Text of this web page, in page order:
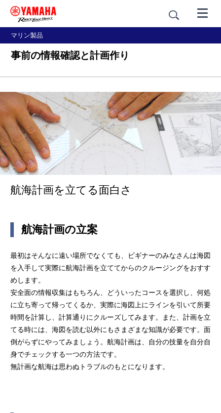
マリン製品
事前の情報確認と計画作り
航海計画を立てる面白さ
航海計画の立案
最初はそんなに遠い場所でなくても、ビギナーのみなさんは海図
を入手して実際に航海計画を立ててからのクルージングをおすす
めします。
安全面の情報収集はもちろん、どういったコースを選択し、何処
に立ち寄って帰ってくるか、実際に海図上にラインを引いて所要
時間を計算し、計算通りにクルーズしてみます。また、計画を立
てる時には、海図を読む以外にもさまざまな知識が必要です。面
倒がらずにやってみましょう。航海計画は、自分の技量を自分自
身でチェックする一つの方法です。
無計画な航海は思わぬトラブルのもとになります。